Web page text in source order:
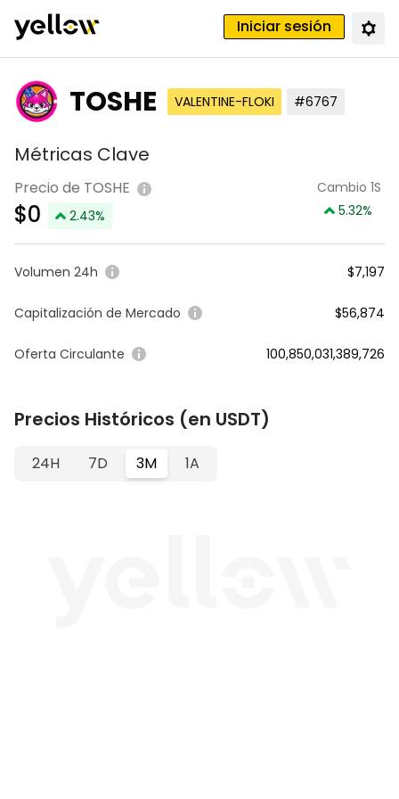
Iniciar sesión
TOSHE VALENTINE-FLOKI #6767
Métricas Clave
Precio de TOSHE
$0 2.43%
Cambio 1S
5.32%
Volumen 24h $7,197
Capitalización de Mercado $56,874
Oferta Circulante 100,850,031,389,726
Precios Históricos (en USDT)
24H 7D 3M 1A